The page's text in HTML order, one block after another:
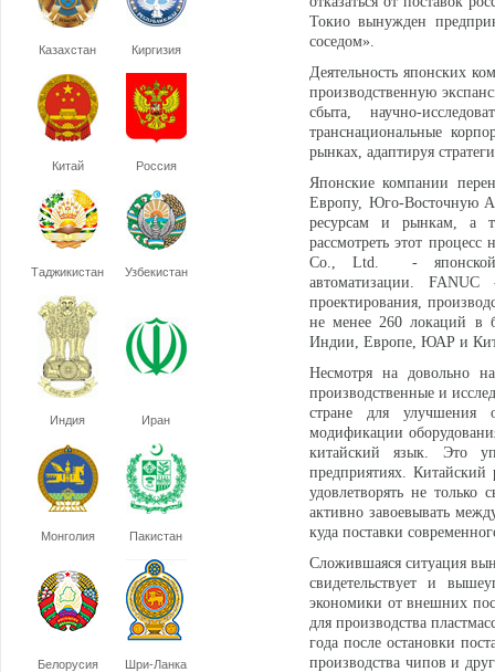
Казахстан Киргизия
Китай Россия
Таджикистан Узбекистан
Индия Иран
Монголия Пакистан
Белорусия Шри-Ланка
Токио вынужден
соседом».
Деятельность японских
производственную
сбыта, научно-
транснациональные
рынках, адаптируя
Японские компании
Европу, Юго-Восточную
ресурсам и рынкам, а
рассмотреть этот
Co., Ltd. - японской
автоматизации.
проектирования,
не менее 260 локаций в
Индии, Европе, ЮАР и
Несмотря на довольно
производственные и
стране для улучшения
модификации
китайский язык. Это
предприятиях.
удовлетворять не
активно завоевывать
куда поставки
Сложившаяся ситуация
свидетельствует и
экономики от внешних
для производства
года после остановки
производства чипов и